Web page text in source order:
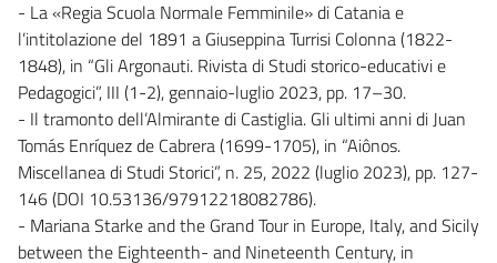
- La «Regia Scuola Normale Femminile» di Catania e
l’intitolazione del 1891 a Giuseppina Turrisi Colonna (1822-
1848), in “Gli Argonauti. Rivista di Studi storico-educativi e
Pedagogici”, III (1-2), gennaio-luglio 2023, pp. 17–30.
- Il tramonto dell’Almirante di Castiglia. Gli ultimi anni di Juan
Tomás Enríquez de Cabrera (1699-1705), in “Aiônos.
Miscellanea di Studi Storici”, n. 25, 2022 (luglio 2023), pp. 127-
146 (DOI 10.53136/97912218082786).
- Mariana Starke and the Grand Tour in Europe, Italy, and Sicily
between the Eighteenth- and Nineteenth Century, in